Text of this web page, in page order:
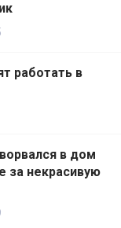
работать в
в дом
за некрасивую